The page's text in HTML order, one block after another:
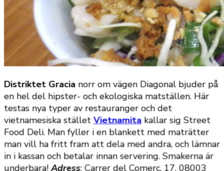
Distriktet Gracia norr om vägen Diagonal bjuder på
en hel del hipster- och ekologiska matställen. Här
testas nya typer av restauranger och det
vietnamesiska stället Vietnamita kallar sig Street
Food Deli. Man fyller i en blankett med maträtter
man vill ha fritt fram att dela med andra, och lämnar
in i kassan och betalar innan servering. Smakerna är
underbara!Adress: Carrer del Comerç, 17, 08003